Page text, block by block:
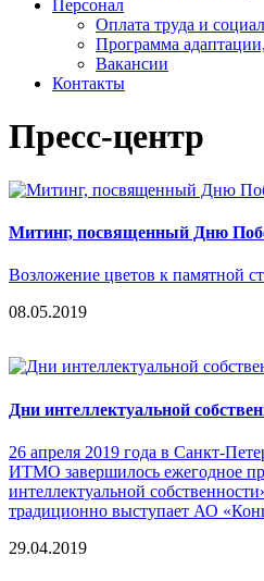
Персонал
Оплата труда и
Программа
Вакансии
Контакты
Пресс-центр
Митинг, посвященный Дню
Возложение цветов к памятной
08.05.2019
Дни интеллектуальной
26 апреля 2019 года в Санкт-
ИТМО завершилось ежегодное
интеллектуальной
традиционно выступает АО
29.04.2019